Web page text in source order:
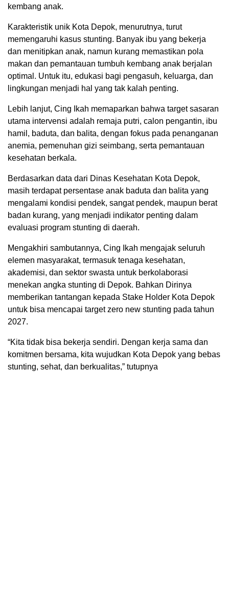
kembang anak.
Karakteristik unik Kota Depok, menurutnya, turut
memengaruhi kasus stunting. Banyak ibu yang bekerja
dan menitipkan anak, namun kurang memastikan pola
makan dan pemantauan tumbuh kembang anak berjalan
optimal. Untuk itu, edukasi bagi pengasuh, keluarga, dan
lingkungan menjadi hal yang tak kalah penting.
Lebih lanjut, Cing Ikah memaparkan bahwa target sasaran
utama intervensi adalah remaja putri, calon pengantin, ibu
hamil, baduta, dan balita, dengan fokus pada penanganan
anemia, pemenuhan gizi seimbang, serta pemantauan
kesehatan berkala.
Berdasarkan data dari Dinas Kesehatan Kota Depok,
masih terdapat persentase anak baduta dan balita yang
mengalami kondisi pendek, sangat pendek, maupun berat
badan kurang, yang menjadi indikator penting dalam
evaluasi program stunting di daerah.
Mengakhiri sambutannya, Cing Ikah mengajak seluruh
elemen masyarakat, termasuk tenaga kesehatan,
akademisi, dan sektor swasta untuk berkolaborasi
menekan angka stunting di Depok. Bahkan Dirinya
memberikan tantangan kepada Stake Holder Kota Depok
untuk bisa mencapai target zero new stunting pada tahun
2027.
“Kita tidak bisa bekerja sendiri. Dengan kerja sama dan
komitmen bersama, kita wujudkan Kota Depok yang bebas
stunting, sehat, dan berkualitas,” tutupnya